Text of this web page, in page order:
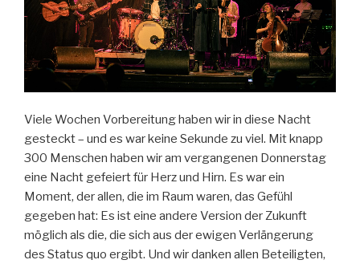
Viele Wochen Vorbereitung haben wir in diese Nacht
gesteckt – und es war keine Sekunde zu viel. Mit knapp
300 Menschen haben wir am vergangenen Donnerstag
eine Nacht gefeiert für Herz und Hirn. Es war ein
Moment, der allen, die im Raum waren, das Gefühl
gegeben hat: Es ist eine andere Version der Zukunft
möglich als die, die sich aus der ewigen Verlängerung
des Status quo ergibt. Und wir danken allen Beteiligten,